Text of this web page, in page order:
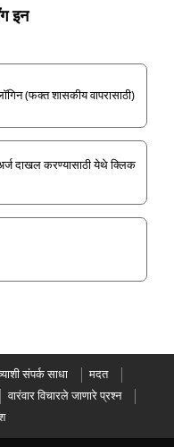
इन
(फक्त शासकीय वापरासाठी)
दाखल करण्यासाठी येथे क्लिक
संपर्क साधा
मदत
वारंवार विचारले जाणारे प्रश्न